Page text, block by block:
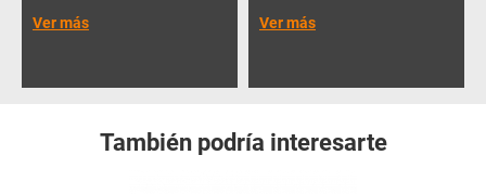
Ver más
Ver más
También podría interesarte